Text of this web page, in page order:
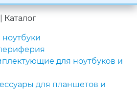
Каталог
для ноутбуков и
для планшетов и